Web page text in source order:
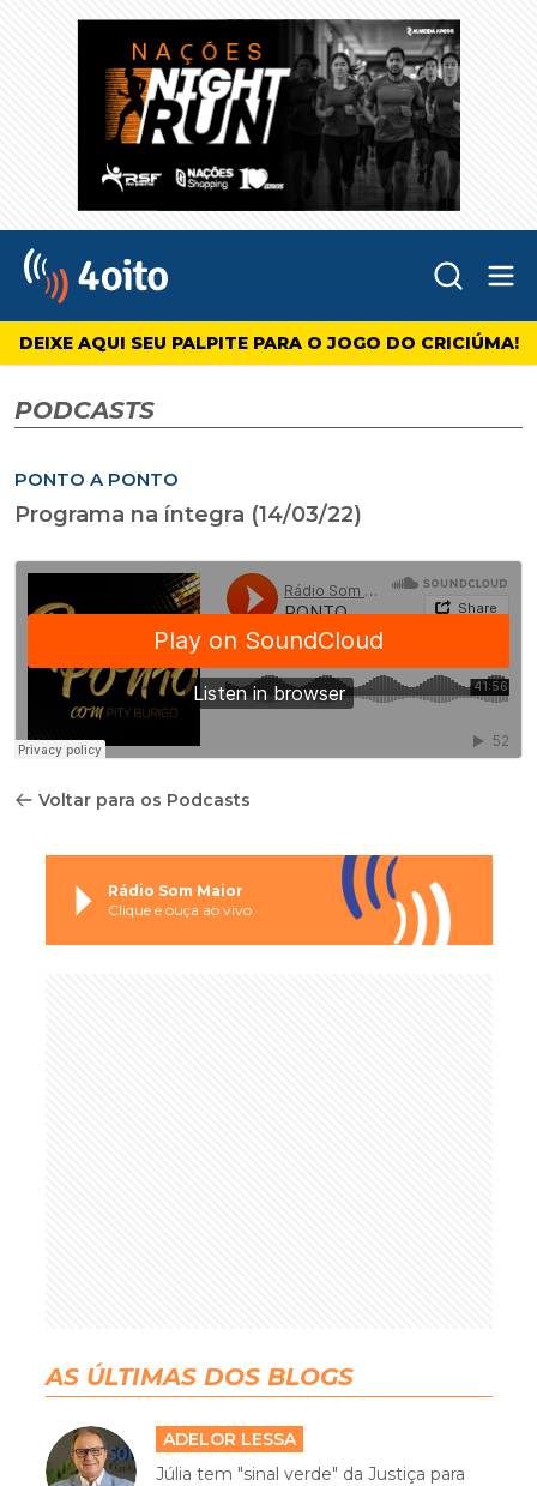
4oito
DEIXE AQUI SEU PALPITE PARA O JOGO DO CRICIÚMA!
PODCASTS
PONTO A PONTO
Programa na íntegra (14/03/22)
Voltar para os Podcasts
Rádio Som Maior
Clique e ouça ao vivo
AS ÚLTIMAS DOS BLOGS
ADELOR LESSA
Júlia tem "sinal verde" da Justiça para